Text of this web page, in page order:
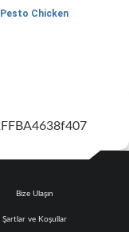
Chicken
Crusted Salmon
Bize Ulaşın
Şartlar ve Koşullar